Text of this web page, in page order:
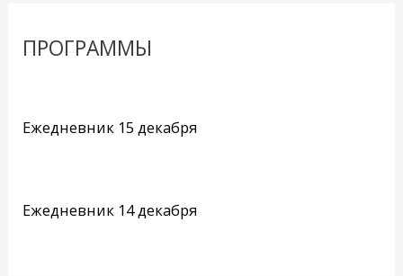
ПРОГРАММЫ
Ежедневник 15 декабря
Ежедневник 14 декабря